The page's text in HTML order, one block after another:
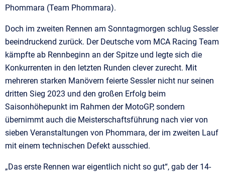
Phommara (Team Phommara).
Doch im zweiten Rennen am Sonntagmorgen schlug Sessler
beeindruckend zurück. Der Deutsche vom MCA Racing Team
kämpfte ab Rennbeginn an der Spitze und legte sich die
Konkurrenten in den letzten Runden clever zurecht. Mit
mehreren starken Manövern feierte Sessler nicht nur seinen
dritten Sieg 2023 und den großen Erfolg beim
Saisonhöhepunkt im Rahmen der MotoGP, sondern
übernimmt auch die Meisterschaftsführung nach vier von
sieben Veranstaltungen von Phommara, der im zweiten Lauf
mit einem technischen Defekt ausschied.
„Das erste Rennen war eigentlich nicht so gut“, gab der 14-